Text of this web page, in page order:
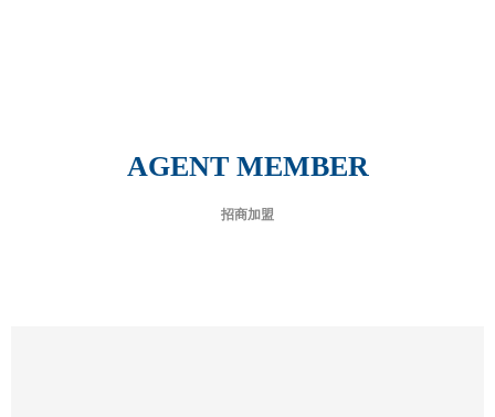
AGENT MEMBER
招商加盟